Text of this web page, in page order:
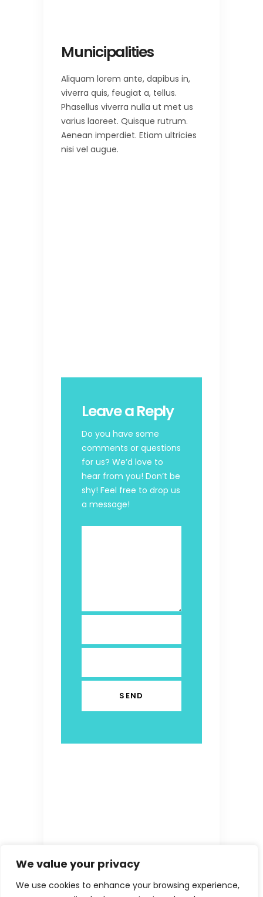
We value your privacy
We use cookies to enhance your browsing experience,
Municipalities
Aliquam lorem ante, dapibus in,
viverra quis, feugiat a, tellus.
Phasellus viverra nulla ut met us
varius laoreet. Quisque rutrum.
Aenean imperdiet. Etiam ultricies
nisi vel augue.
Leave a Reply
Do you have some
comments or questions
for us? We’d love to
hear from you! Don’t be
shy! Feel free to drop us
a message!